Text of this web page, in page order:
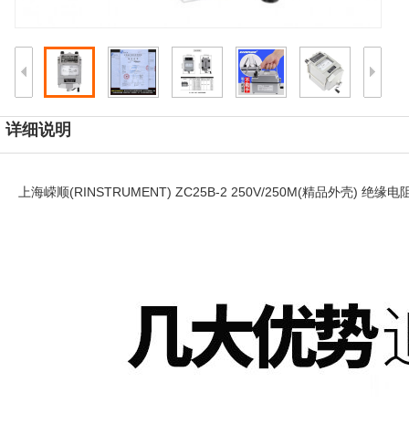
详细说明
上海嵘顺(RINSTRUMENT) ZC25B-2 250V/250M(精品外壳) 绝缘电